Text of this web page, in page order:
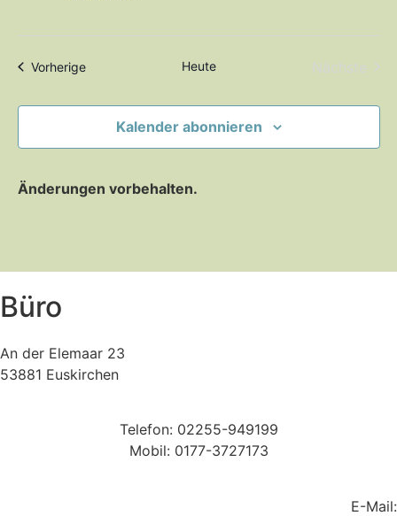
VorherigeVeranstaltungen Heute Nächste
Kalender abonnieren
Änderungen vorbehalten.
Büro
An der Elemaar 23
53881 Euskirchen
Telefon: 02255-949199
Mobil: 0177-3727173
E-Mail: